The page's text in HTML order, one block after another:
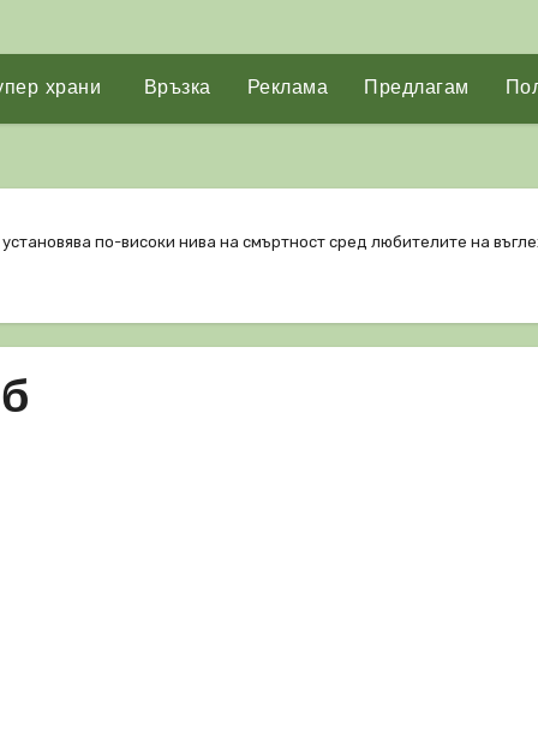
храни Връзка Реклама Предлагам
по-високи нива на смъртност сред любителите на